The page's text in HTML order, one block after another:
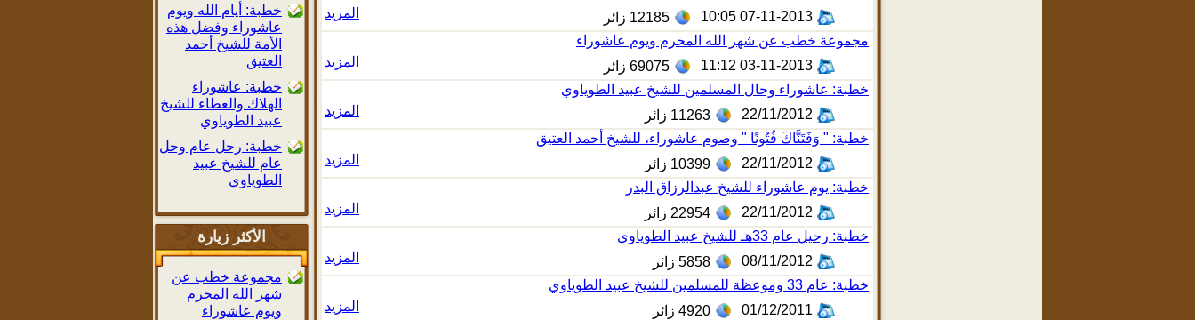
خطبة: أيام الله ويوم
عاشوراء وفضل هذه
الأمة للشيخ أحمد
العتيق
خطبة: عاشوراء
الهلاك والعطاء للشيخ
عبيد الطوياوي
خطبة: رحل عام وحل
عام للشيخ عبيد
الطوياوي
الأكثر زيارة
مجموعة خطب عن
شهر الله المحرم
ويوم عاشوراء
المزيد
07-11-2013 10:05
12185 زائر
مجموعة خطب عن شهر الله المحرم ويوم عاشوراء
المزيد
03-11-2013 11:12
69075 زائر
خطبة: عاشوراء وحال المسلمين للشيخ عبيد الطوياوي
المزيد
22/11/2012
11263 زائر
خطبة: " وَفَتَنَّاكَ فُتُونًا " وصوم عاشوراء، للشيخ أحمد العتيق
المزيد
22/11/2012
10399 زائر
خطبة: يوم عاشوراء للشيخ عبدالرزاق البدر
المزيد
22/11/2012
22954 زائر
خطبة: رحيل عام 33هـ للشيخ عبيد الطوياوي
المزيد
08/11/2012
5858 زائر
خطبة: عام 33 وموعظة للمسلمين للشيخ عبيد الطوياوي
المزيد
01/12/2011
4920 زائر